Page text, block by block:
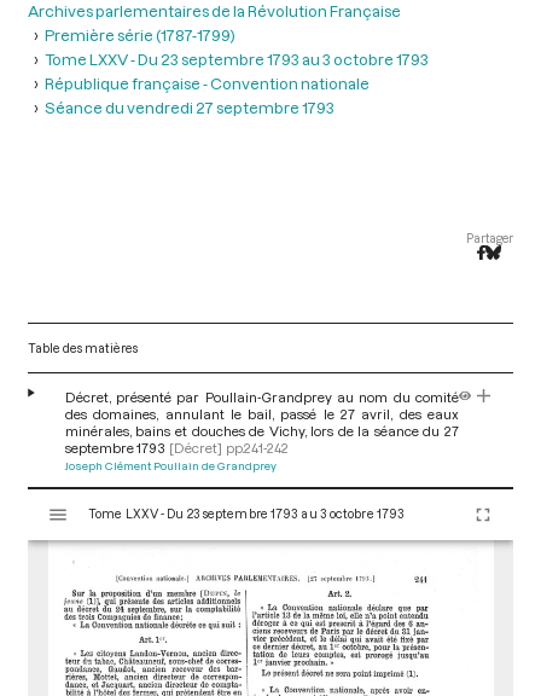
Archives parlementaires de la Révolution Française
Première série (1787-1799)
Tome LXXV - Du 23 septembre 1793 au 3 octobre 1793
République française - Convention nationale
Séance du vendredi 27 septembre 1793
Partager
Table des matières
Décret, présenté par Poullain-Grandprey au nom du comité
des domaines, annulant le bail, passé le 27 avril, des eaux
minérales, bains et douches de Vichy, lors de la séance du 27
septembre 1793 [Décret] pp.241-242
Joseph Clément Poullain de Grandprey
s
Tome LXXV - Du 23 septembre 1793 au 3 octobre 1793